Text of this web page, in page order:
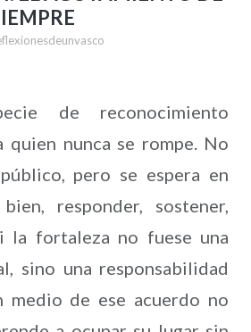
de reconocimiento
quien nunca se rompe. No
pero se espera en
responder, sostener,
la fortaleza no fuese una
sino una responsabilidad
medio de ese acuerdo no